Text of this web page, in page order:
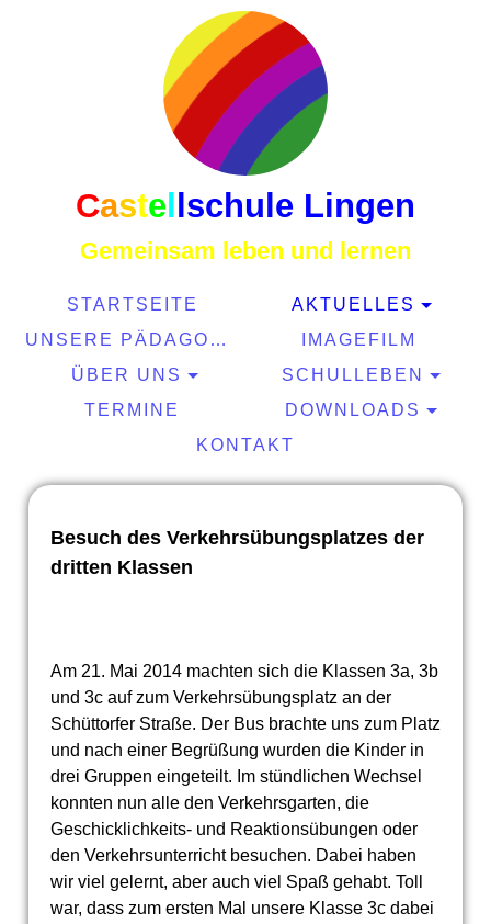
Castel schule Lingen
Gemeinsam leben und lernen
STARTSEITE
AKTUELLES
UNSERE PÄDAGOGIK
IMAGEFILM
ÜBER UNS
SCHULLEBEN
TERMINE
DOWNLOADS
KONTAKT
Besuch des Verkehrsübungsplatzes der
dritten Klassen
Am 21. Mai 2014 machten sich die Klassen 3a, 3b
und 3c auf zum Verkehrsübungsplatz an der
Schüttorfer Straße. Der Bus brachte uns zum Platz
und nach einer Begrüßung wurden die Kinder in
drei Gruppen eingeteilt. Im stündlichen Wechsel
konnten nun alle den Verkehrsgarten, die
Geschicklichkeits- und Reaktionsübungen oder
den Verkehrsunterricht besuchen. Dabei haben
wir viel gelernt, aber auch viel Spaß gehabt. Toll
war, dass zum ersten Mal unsere Klasse 3c dabei